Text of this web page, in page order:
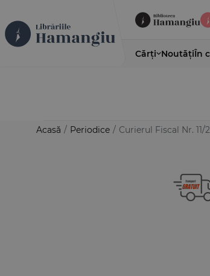
Cărți NoutățiÎn
Acasă / Periodice / Curierul Fiscal Nr. 11/